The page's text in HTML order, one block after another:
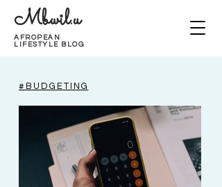
Mbwil.u
AFROPEAN
LIFESTYLE BLOG
#BUDGETING